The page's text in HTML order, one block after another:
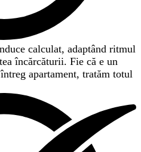
calculat, adaptând ritmul
încărcăturii. Fie că e un
apartament, tratăm totul